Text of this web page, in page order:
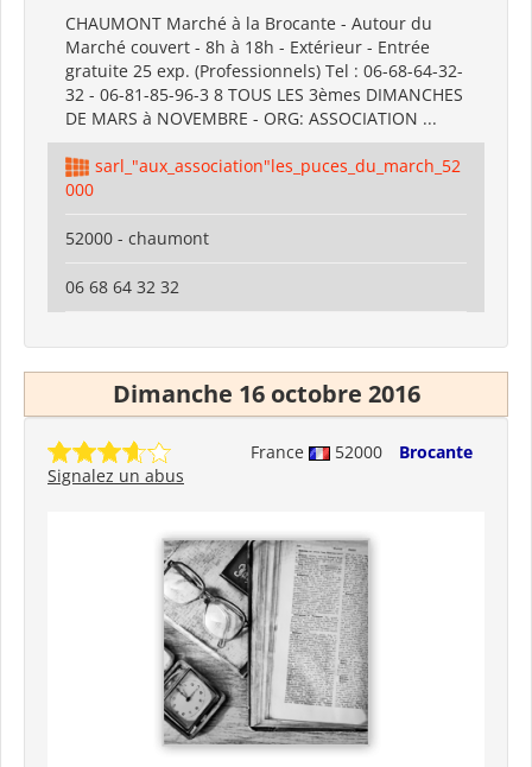
CHAUMONT Marché à la Brocante - Autour du
Marché couvert - 8h à 18h - Extérieur - Entrée
gratuite 25 exp. (Professionnels) Tel : 06-68-64-32-
32 - 06-81-85-96-3 8 TOUS LES 3èmes DIMANCHES
DE MARS à NOVEMBRE - ORG: ASSOCIATION ...
sarl_"aux_association"les_puces_du_march_52
000
52000 - chaumont
06 68 64 32 32
Dimanche 16 octobre 2016
France 52000
Brocante
Signalez un abus